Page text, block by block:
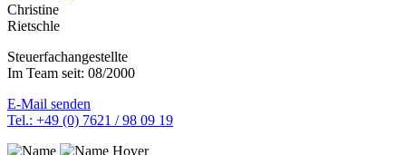
Christine
Rietschle
Steuerfachangestellte
Im Team seit: 08/2000
E-Mail senden
Tel.: +49 (0) 7621 / 98 09 19